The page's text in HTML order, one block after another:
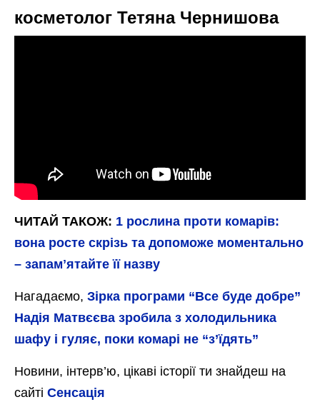
косметолог Тетяна Чернишова
ЧИТАЙ ТАКОЖ: 1 рослина проти комарів:
вона росте скрізь та допоможе моментально
– запамʼятайте її назву
Нагадаємо, Зірка програми “Все буде добре”
Надія Матвєєва зробила з холодильника
шафу і гуляє, поки комарі не “з’їдять”
Новини, інтерв’ю, цікаві історії ти знайдеш на
сайті Сенсація